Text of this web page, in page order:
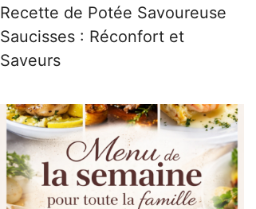
Recette de Potée Savoureuse
Saucisses : Réconfort et
Saveurs